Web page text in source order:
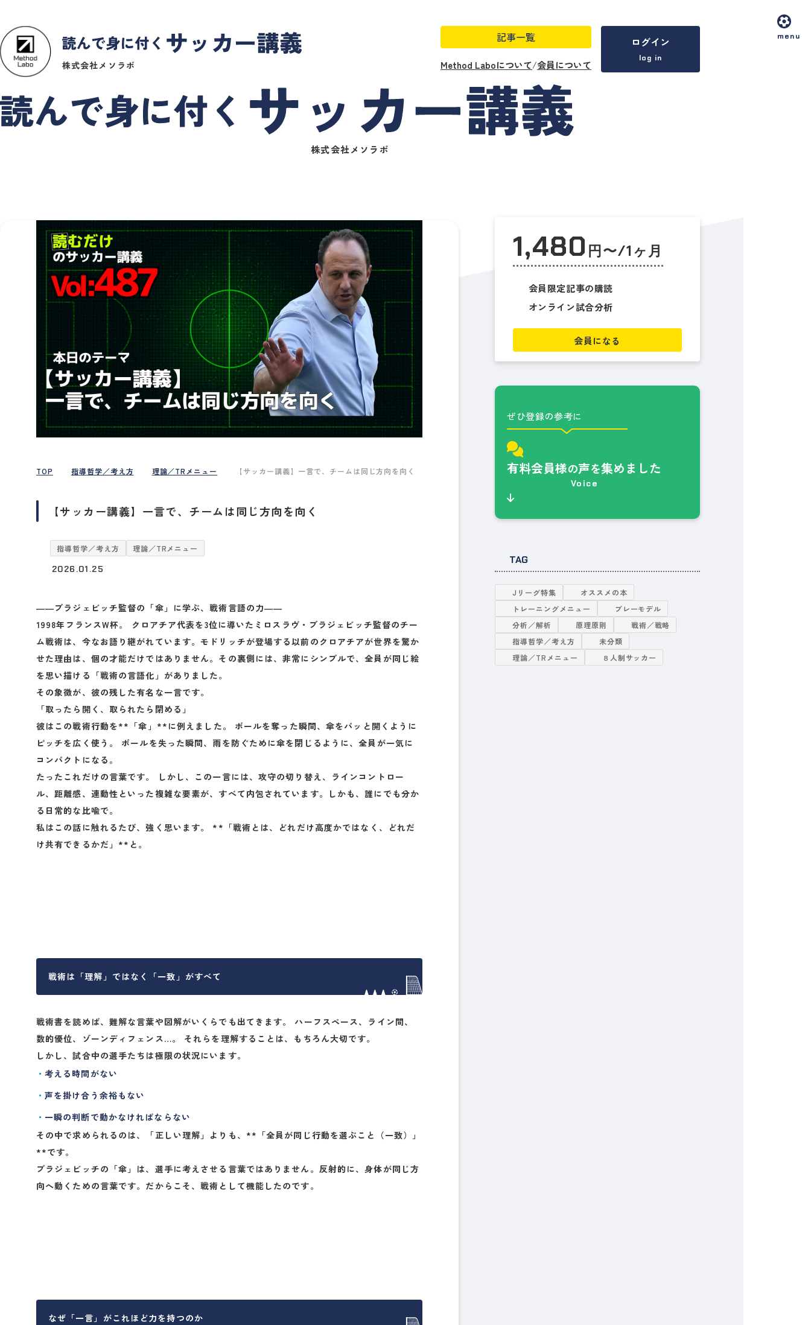
株式会社メソラボ
記事一覧
Method Laboについて/会員について
ログイン
log in
株式会社メソラボ
menu
TOP 指導哲学／考え方 理論／TRメニュー 【サッカー講義】一言で、チームは同じ方向を向く
【サッカー講義】一言で、チームは同じ方向を向く
指導哲学／考え方 理論／TRメニュー
2026.01.25
――ブラジェビッチ監督の「傘」に学ぶ、戦術言語の力――
1998年フランスW杯。 クロアチア代表を3位に導いたミロスラヴ・ブラジェビッチ監督のチー
ム戦術は、今なお語り継がれています。モドリッチが登場する以前のクロアチアが世界を驚か
せた理由は、個の才能だけではありません。その裏側には、非常にシンプルで、全員が同じ絵
を思い描ける「戦術の言語化」がありました。
その象徴が、彼の残した有名な一言です。
「取ったら開く、取られたら閉める」
彼はこの戦術行動を**「傘」**に例えました。 ボールを奪った瞬間、傘をパッと開くように
ピッチを広く使う。 ボールを失った瞬間、雨を防ぐために傘を閉じるように、全員が一気に
コンパクトになる。
たったこれだけの言葉です。 しかし、この一言には、攻守の切り替え、ラインコントロー
ル、距離感、連動性といった複雑な要素が、すべて内包されています。しかも、誰にでも分か
る日常的な比喩で。
私はこの話に触れるたび、強く思います。 **「戦術とは、どれだけ高度かではなく、どれだ
け共有できるかだ」**と。
戦術は「理解」ではなく「一致」がすべて
戦術書を読めば、難解な言葉や図解がいくらでも出てきます。 ハーフスペース、ライン間、
数的優位、ゾーンディフェンス…。 それらを理解することは、もちろん大切です。
しかし、試合中の選手たちは極限の状況にいます。
考える時間がない
声を掛け合う余裕もない
一瞬の判断で動かなければならない
その中で求められるのは、「正しい理解」よりも、**「全員が同じ行動を選ぶこと（一致）」
**です。
ブラジェビッチの「傘」は、選手に考えさせる言葉ではありません。反射的に、身体が同じ方
向へ動くための言葉です。だからこそ、戦術として機能したのです。
なぜ「一言」がこれほど力を持つのか
1,480 円〜/1ヶ月
会員限定記事の購読
オンライン試合分析
会員になる
ぜひ登録の参考に
有料会員様の声を集めました
Voice
TAG
Jリーグ特集
オススメの本
トレーニングメニュー
プレーモデル
分析／解析
原理原則
戦術／戦略
指導哲学／考え方
未分類
理論／TRメニュー
８人制サッカー